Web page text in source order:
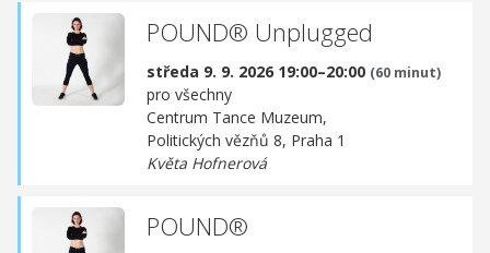
POUND® Unplugged
středa 9. 9. 2026 19:00–20:00 (60 minut)
pro všechny
Centrum Tance Muzeum,
Politických vězňů 8, Praha 1
Květa Hofnerová
POUND®